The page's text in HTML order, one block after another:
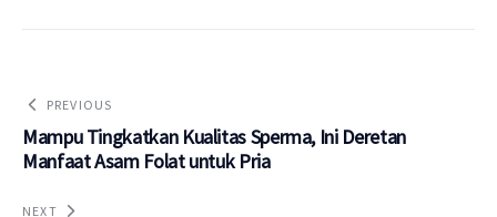
PREVIOUS
Mampu Tingkatkan Kualitas Sperma, Ini Deretan
Manfaat Asam Folat untuk Pria
NEXT